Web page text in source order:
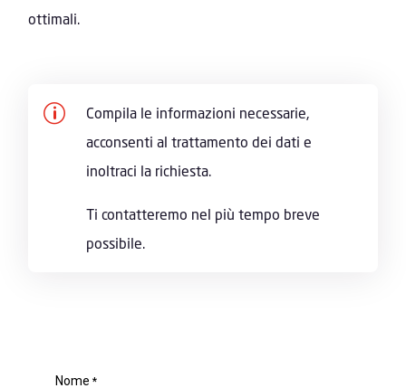
ottimali.
p
Compila le informazioni necessarie,
acconsenti al trattamento dei dati e
inoltraci la richiesta.
Ti contatteremo nel più tempo breve
possibile.